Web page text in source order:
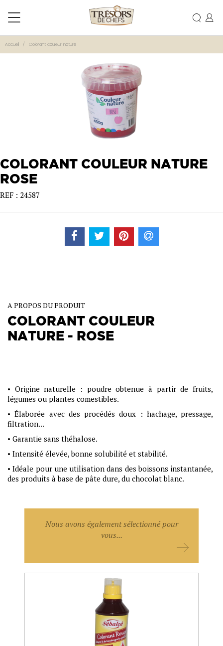
Accueil Colorant couleur nature
COLORANT COULEUR NATURE
ROSE
REF : 24587
A PROPOS DU PRODUIT
COLORANT COULEUR
NATURE - ROSE
• Origine naturelle : poudre obtenue à partir de fruits,
légumes ou plantes comestibles.
• Élaborée avec des procédés doux : hachage, pressage,
filtration...
• Garantie sans théhalose.
• Intensité élevée, bonne solubilité et stabilité.
• Idéale pour une utilisation dans des boissons instantanée,
des produits à base de pâte dure, du chocolat blanc.
Nous avons également sélectionné pour
vous...